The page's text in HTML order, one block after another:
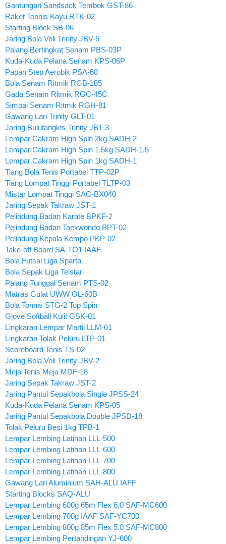
Gantungan Sandsack Tembok GST-86
Raket Tonnis Kayu RTK-02
Starting Block SB-06
Jaring Bola Voli Trinity JBV-5
Palang Bertingkat Senam PBS-03P
Kuda-Kuda Pelana Senam KPS-06P
Papan Step Aerobik PSA-68
Bola Senam Ritmik RGB-185
Gada Senam Ritmik RGC-45C
Simpai Senam Ritmik RGH-81
Gawang Lari Trinity GLT-01
Jaring Bulutangkis Trinity JBT-3
Lempar Cakram High Spin 2kg SADH-2
Lempar Cakram High Spin 1.5kg SADH-1.5
Lempar Cakram High Spin 1kg SADH-1
Tiang Bola Tenis Portabel TTP-02P
Tiang Lompat Tinggi Portabel TLTP-03
Mistar Lompat Tinggi SAC-BX040
Jaring Sepak Takraw JST-1
Pelindung Badan Karate BPKF-2
Pelindung Badan Taekwondo BPT-02
Pelindung Kepala Kempo PKP-02
Take-off Board SA-TO1 IAAF
Bola Futsal Liga Sparta
Bola Sepak Liga Telstar
Palang Tunggal Senam PTS-02
Matras Gulat UWW GL-60B
Bola Tonnis STG-2 Top Spin
Glove Softball Kulit GSK-01
Lingkaran Lempar Martil LLM-01
Lingkaran Tolak Peluru LTP-01
Scoreboard Tenis TS-02
Jaring Bola Voli Trinity JBV-2
Meja Tenis Meja MDF-18
Jaring Sepak Takraw JST-2
Jaring Pantul Sepakbola Single JPSS-24
Kuda-Kuda Pelana Senam KPS-05
Jaring Pantul Sepakbola Double JPSD-18
Tolak Peluru Besi 1kg TPB-1
Lempar Lembing Latihan LLL-500
Lempar Lembing Latihan LLL-600
Lempar Lembing Latihan LLL-700
Lempar Lembing Latihan LLL-800
Gawang Lari Aluminium SAH-ALU IAFF
Starting Blocks SAQ-ALU
Lempar Lembing 600g 65m Flex 6.0 SAF-MC600
Lempar Lembing 700g IAAF SAF-YC700
Lempar Lembing 800g 85m Flex 5.0 SAF-MC800
Lempar Lembing Pertandingan YJ-600